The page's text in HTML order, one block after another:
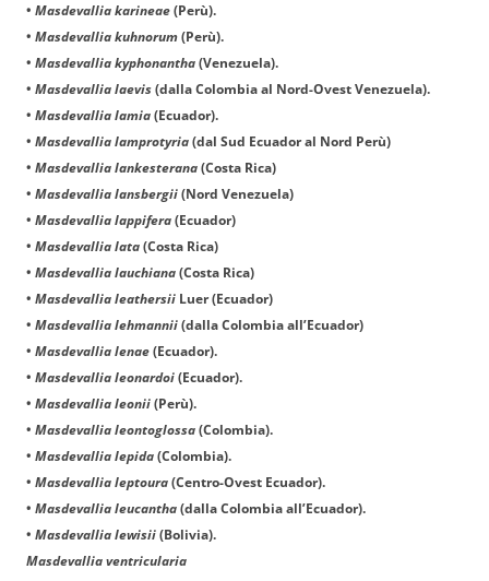
• Masdevallia karineae (Perù).
• Masdevallia kuhnorum (Perù).
• Masdevallia kyphonantha (Venezuela).
• Masdevallia laevis (dalla Colombia al Nord-Ovest Venezuela).
• Masdevallia lamia (Ecuador).
• Masdevallia lamprotyria (dal Sud Ecuador al Nord Perù)
• Masdevallia lankesterana (Costa Rica)
• Masdevallia lansbergii (Nord Venezuela)
• Masdevallia lappifera (Ecuador)
• Masdevallia lata (Costa Rica)
• Masdevallia lauchiana (Costa Rica)
• Masdevallia leathersii Luer(Ecuador)
• Masdevallia lehmannii (dalla Colombia all’Ecuador)
• Masdevallia lenae (Ecuador).
• Masdevallia leonardoi (Ecuador).
• Masdevallia leonii (Perù).
• Masdevallia leontoglossa (Colombia).
• Masdevallia lepida (Colombia).
• Masdevallia leptoura (Centro-Ovest Ecuador).
• Masdevallia leucantha (dalla Colombia all’Ecuador).
• Masdevallia lewisii (Bolivia).
Masdevallia ventricularia